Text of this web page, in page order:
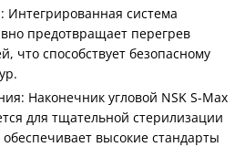
Интегрированная система
предотвращает перегрев
что способствует безопасному
Наконечник угловой NSK S-Max
для тщательной стерилизации
высокие стандарты